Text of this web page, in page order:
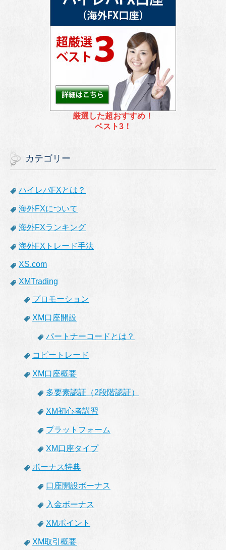
厳選した超おすすめ！
ベスト3！
カテゴリー
ハイレバFXとは？
海外FXについて
海外FXランキング
海外FXトレード手法
XS.com
XMTrading
プロモーション
XM口座開設
パートナーコードとは？
コピートレード
XM口座概要
多要素認証（2段階認証）
XM初心者講習
プラットフォーム
XM口座タイプ
ボーナス特典
口座開設ボーナス
入金ボーナス
XMポイント
XM取引概要